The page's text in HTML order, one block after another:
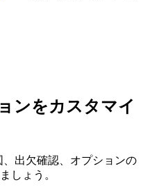
ンをカスタマイ
出欠確認、オプションの
しょう。